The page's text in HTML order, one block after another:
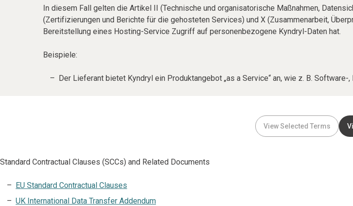
In diesem Fall gelten die Artikel II (Technische und organisatorische Maßnahmen,
(Zertifizierungen und Berichte für die gehosteten Services) und X (Zusammenarbeit,
Bereitstellung eines Hosting-Service Zugriff auf personenbezogene Kyndryl-Daten hat.
Beispiele:
Der Lieferant bietet Kyndryl ein Produktangebot „as a Service“ an, wie z. B.
View Selected Terms
Standard Contractual Clauses (SCCs) and Related Documents
EU Standard Contractual Clauses
UK International Data Transfer Addendum